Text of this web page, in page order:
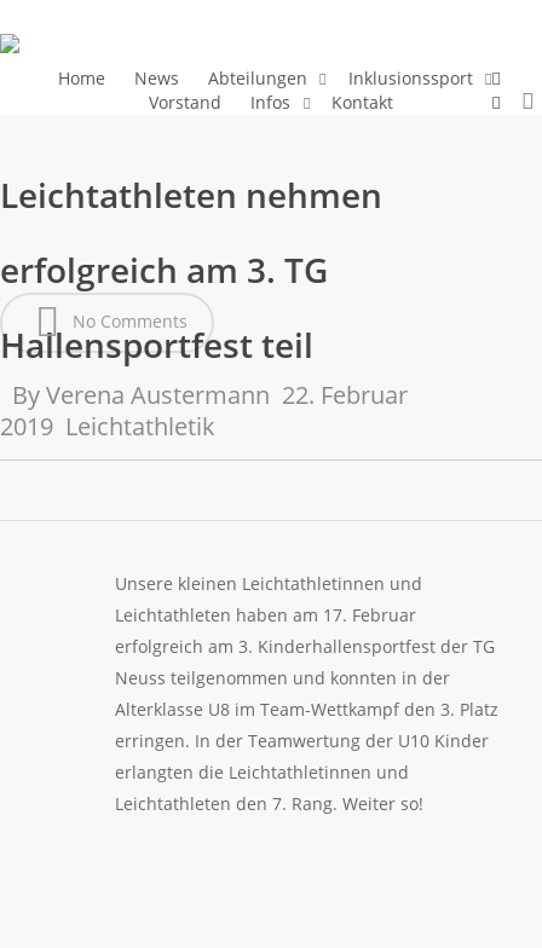
to
Home News Abteilungen
Inklusionssport
Vorstand
Infos Kontakt
Leichtathleten nehmen
erfolgreich am 3. TG
Hallensportfest teil
ByVerena Austermann 22. Februar
2019 Leichtathletik
No Comments
Unsere kleinen Leichtathletinnen und
Leichtathleten haben am 17. Februar
erfolgreich am 3. Kinderhallensportfest der TG
Neuss teilgenommen und konnten in der
Alterklasse U8 im Team-Wettkampf den 3. Platz
erringen. In der Teamwertung der U10 Kinder
erlangten die Leichtathletinnen und
Leichtathleten den 7. Rang. Weiter so!